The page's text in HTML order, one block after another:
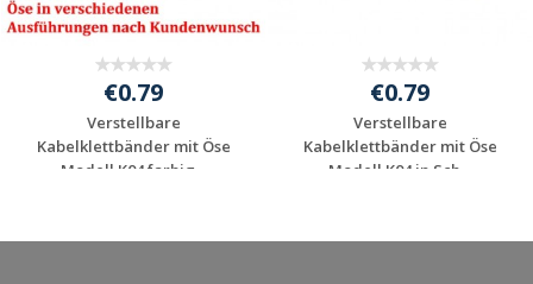
€0.79
Verstellbare
Kabelklettbänder mit Öse
Modell K04 farbig...
€0.79
Verstellbare
Kabelklettbänder mit Öse
Modell K04 in Sch...